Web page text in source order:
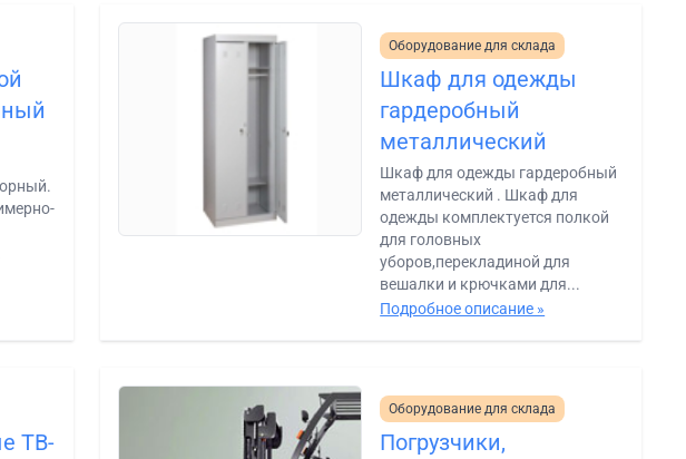
Оборудование для склада
Шкаф для одежды
гардеробный
металлический
Шкаф для одежды гардеробный
металлический . Шкаф для
одежды комплектуется полкой
для головных
уборов,перекладиной для
вешалки и крючками для...
Подробное описание »
ТВ-
Оборудование для склада
Погрузчики,